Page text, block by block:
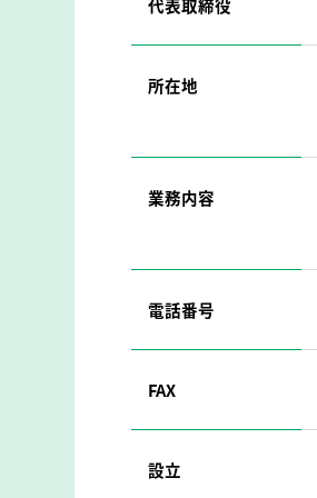
代表取締役
所在地
業務内容
電話番号
FAX
設立